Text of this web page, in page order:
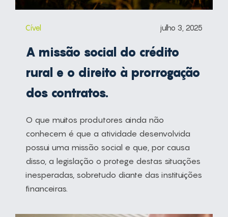
Cível julho 3, 2025
A missão social do crédito
rural e o direito à prorrogação
dos contratos.
O que muitos produtores ainda não
conhecem é que a atividade desenvolvida
possui uma missão social e que, por causa
disso, a legislação o protege destas situações
inesperadas, sobretudo diante das instituições
financeiras.